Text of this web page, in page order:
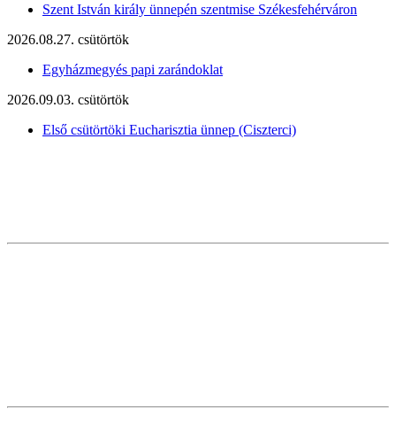
Szent István király ünnepén szentmise Székesfehérváron
2026.08.27. csütörtök
Egyházmegyés papi zarándoklat
2026.09.03. csütörtök
Első csütörtöki Eucharisztia ünnep (Ciszterci)